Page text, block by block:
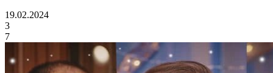
19.02.2024
3
7